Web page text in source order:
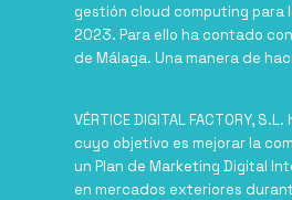
gestión cloud computing para
2023. Para ello ha contado
de Málaga. Una manera de
VÉRTICE DIGITAL FACTORY,
cuyo objetivo es mejorar la
un Plan de Marketing Digital
en mercados exteriores